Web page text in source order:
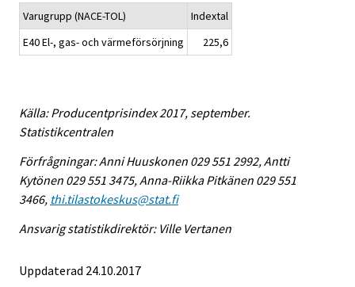
Varugrupp (NACE-TOL)
Indextal
E40 El-, gas- och värmeförsörjning
225,6
Källa: Producentprisindex 2017, september.
Statistikcentralen
Förfrågningar: Anni Huuskonen 029 551 2992, Antti
Kytönen 029 551 3475, Anna-Riikka Pitkänen 029 551
3466, thi.tilastokeskus@stat.fi
Ansvarig statistikdirektör: Ville Vertanen
Uppdaterad 24.10.2017